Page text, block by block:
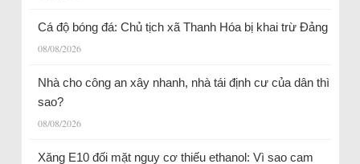
Cá độ bóng đá: Chủ tịch xã Thanh Hóa bị khai trừ Đảng
08/08/2026
Nhà cho công an xây nhanh, nhà tái định cư của dân thì
sao?
08/08/2026
Xăng E10 đối mặt nguy cơ thiếu ethanol: Vì sao cam